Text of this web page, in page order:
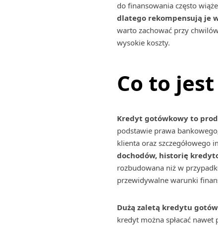
do finansowania często
dlatego rekompensują je
warto zachować przy
wysokie koszty.
Co to
Kredyt gotówkowy to
podstawie prawa
klienta oraz szczegółowego
dochodów, historię
rozbudowana niż w
przewidywalne warunki
Dużą zaletą kredytu
kredyt można spłacać